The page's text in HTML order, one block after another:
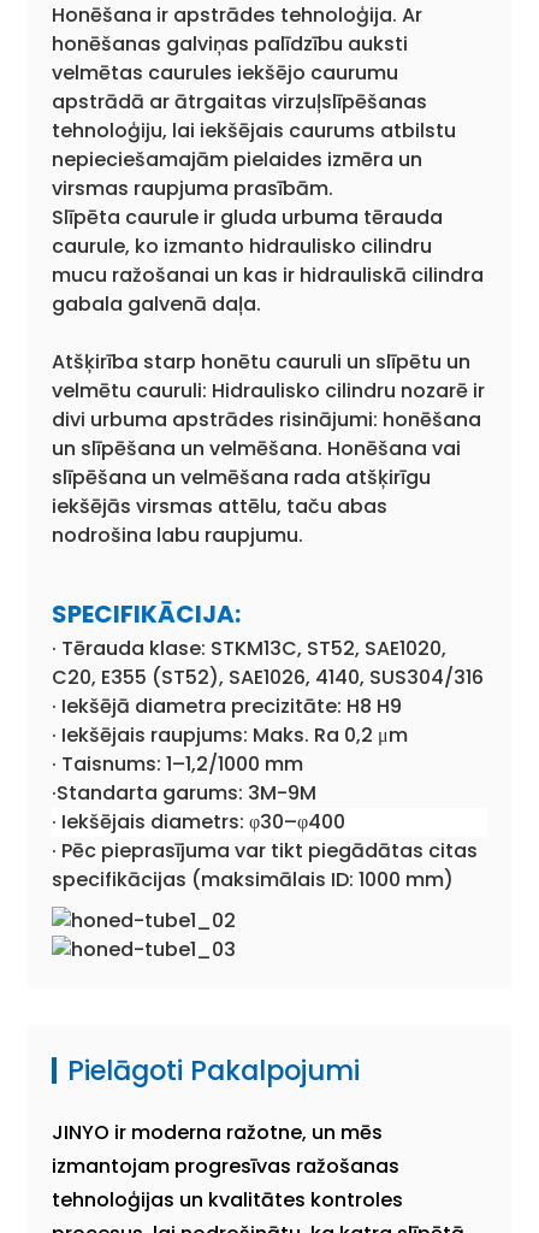
Honēšana ir apstrādes tehnoloģija. Ar
honēšanas galviņas palīdzību auksti
velmētas caurules iekšējo caurumu
apstrādā ar ātrgaitas virzuļslīpēšanas
tehnoloģiju, lai iekšējais caurums atbilstu
nepieciešamajām pielaides izmēra un
virsmas raupjuma prasībām.
Slīpēta caurule ir gluda urbuma tērauda
caurule, ko izmanto hidraulisko cilindru
mucu ražošanai un kas ir hidrauliskā cilindra
gabala galvenā daļa.
Atšķirība starp honētu cauruli un slīpētu un
velmētu cauruli: Hidraulisko cilindru nozarē ir
divi urbuma apstrādes risinājumi: honēšana
un slīpēšana un velmēšana. Honēšana vai
slīpēšana un velmēšana rada atšķirīgu
iekšējās virsmas attēlu, taču abas
nodrošina labu raupjumu.
SPECIFIKĀCIJA:
· Tērauda klase: STKM13C, ST52, SAE1020,
C20, E355 (ST52), SAE1026, 4140, SUS304/316
· Iekšējā diametra precizitāte: H8 H9
· Iekšējais raupjums: Maks. Ra 0,2 μm
· Taisnums: 1–1,2/1000 mm
·Standarta garums: 3M-9M
· Iekšējais diametrs: φ30–φ400
· Pēc pieprasījuma var tikt piegādātas citas
specifikācijas (maksimālais ID: 1000 mm)
Pielāgoti Pakalpojumi
JINYO ir moderna ražotne, un mēs
izmantojam progresīvas ražošanas
tehnoloģijas un kvalitātes kontroles